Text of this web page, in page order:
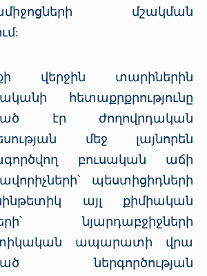
մշակման
վերջին տարիներին
հետաքրքրությունը
էր ժողովրդական
մեջ լայնորեն
բուսական աճի
պեստիցիդների
այլ քիմիական
նյարդաբջիջների
ապարատի վրա
ներգործության